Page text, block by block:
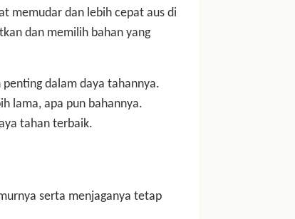
memudar dan lebih cepat aus di
dan memilih bahan yang
dalam daya tahannya.
lama, apa pun bahannya.
tahan terbaik.
serta menjaganya tetap